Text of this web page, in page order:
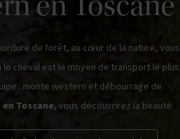
de forêt, au cœur de la nature, vous
cheval est le moyen de transport le plus
: monte western et débourrage de
Toscane, vous découvrirez la beauté